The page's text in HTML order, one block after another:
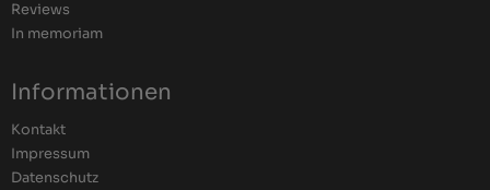
Reviews
In memoriam
Informationen
Kontakt
Impressum
Datenschutz